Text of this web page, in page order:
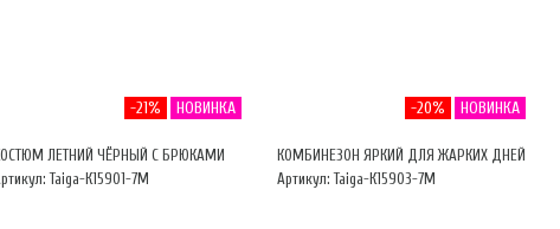
-21% НОВИНКА
ЛЕТНИЙ ЧЁРНЫЙ С БРЮКАМИ
Taiga-К15901-7М
-20% НОВИНКА
КОМБИНЕЗОН ЯРКИЙ ДЛЯ ЖАРКИХ ДНЕЙ
Артикул: Taiga-К15903-7М